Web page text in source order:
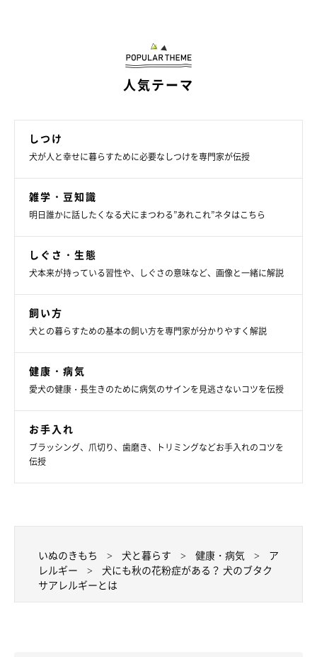
人気テーマ
しつけ
犬が人と幸せに暮らすために必要なしつけを専門家が伝授
雑学・豆知識
明日誰かに話したくなる犬にまつわる”あれこれ”ネタはこちら
しぐさ・生態
犬本来が持っている習性や、しぐさの意味など、画像と一緒に解説
飼い方
犬との暮らすための基本の飼い方を専門家が分かりやすく解説
健康・病気
愛犬の健康・長生きのために病気のサインを見逃さないコツを伝授
お手入れ
ブラッシング、爪切り、歯磨き、トリミングなどお手入れのコツを
伝授
いぬのきもち 犬と暮らす 健康・病気
ア
レルギー
犬にも秋の花粉症がある？ 犬のブタク
サアレルギーとは